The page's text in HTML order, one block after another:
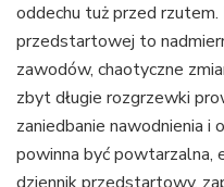
oddechu tuż przed
przedstartowej to
zawodów, chaotyczne
zbyt długie rozgrzewki
zaniedbanie nawodnienia i
powinna być powtarzalna,